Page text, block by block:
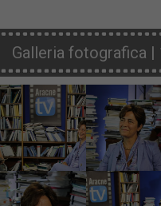
Galleria fotografica